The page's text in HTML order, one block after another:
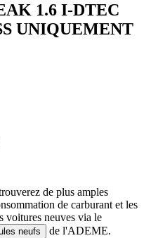
1.6 I-DTEC
UNIQUEMENT
de plus amples
de carburant et les
voitures neuves via le
neufs
de l'ADEME.